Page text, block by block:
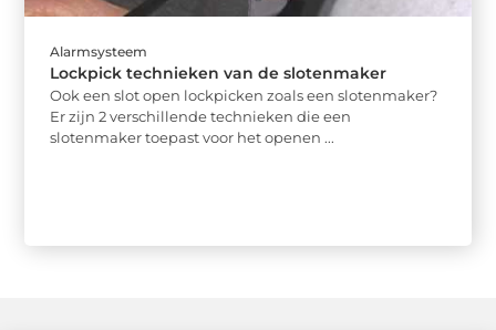
Alarmsysteem
Lockpick technieken van de slotenmaker
Ook een slot open lockpicken zoals een slotenmaker?
Er zijn 2 verschillende technieken die een ​​
slotenmaker toepast voor het openen ...